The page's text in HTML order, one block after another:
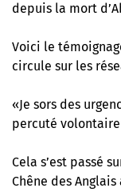
depuis la mort
Voici le
circule sur les
«Je sors des
percuté
Cela s’est passé
Chêne des